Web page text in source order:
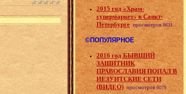
2015 год «Храм-
супермаркет» в Санкт-
Петербурге просмотров8631
©ПОПУЛЯРНОЕ
2016 год БЫВШИЙ
ЗАЩИТНИК
ПРАВОСЛАВИЯ ПОПАЛ В
ИЕЗУИТСКИЕ СЕТИ
(ВИДЕО) просмотров6079